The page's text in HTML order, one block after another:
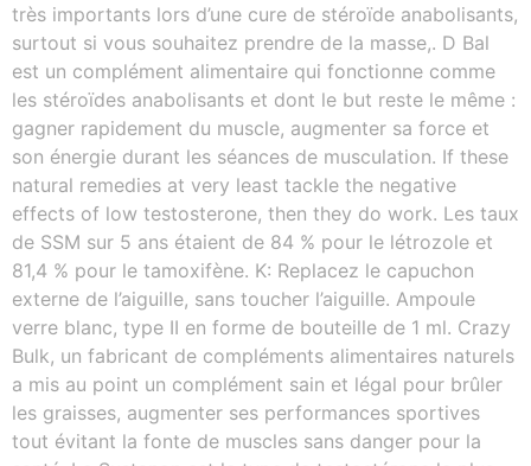
très importants lors d’une cure de stéroïde anabolisants,
surtout si vous souhaitez prendre de la masse,. D Bal
est un complément alimentaire qui fonctionne comme
les stéroïdes anabolisants et dont le but reste le même :
gagner rapidement du muscle, augmenter sa force et
son énergie durant les séances de musculation. If these
natural remedies at very least tackle the negative
effects of low testosterone, then they do work. Les taux
de SSM sur 5 ans étaient de 84 % pour le létrozole et
81,4 % pour le tamoxifène. K: Replacez le capuchon
externe de l’aiguille, sans toucher l’aiguille. Ampoule
verre blanc, type II en forme de bouteille de 1 ml. Crazy
Bulk, un fabricant de compléments alimentaires naturels
a mis au point un complément sain et légal pour brûler
les graisses, augmenter ses performances sportives
tout évitant la fonte de muscles sans danger pour la